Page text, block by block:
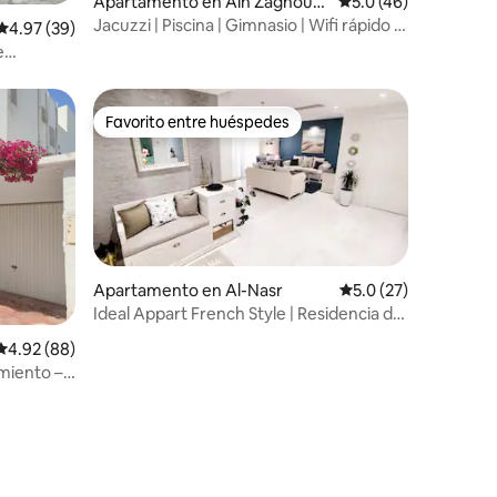
promedio: 4.97 de 5, 39 reseñas
4.97 (39)
n
Jacuzzi | Piscina | Gimnasio | Wifi rápido |
promedio: 4.92 de 5, 88 reseñas
4.92 (88)
– a
Favorito entre huéspedes
Favorito entre huéspedes
Apartamento en Al-Nasr Calificación
5.0 (27)
Ideal Appart French Style | Residencia de